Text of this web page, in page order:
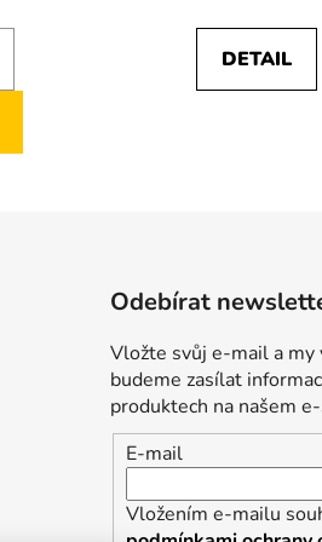
DETAIL
Odebírat
Vložte svůj e-mail a my
budeme zasílat
produktech na našem
E-mail
Vložením e-mailu